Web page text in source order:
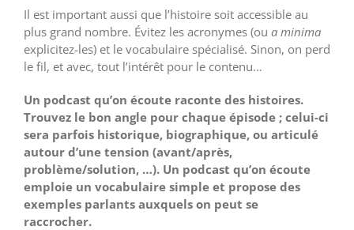
Il est important aussi que l’histoire soit accessible au
plus grand nombre. Évitez les acronymes (ou a minima
explicitez-les) et le vocabulaire spécialisé. Sinon, on perd
le fil, et avec, tout l’intérêt pour le contenu…
Un podcast qu’on écoute raconte des histoires.
Trouvez le bon angle pour chaque épisode ; celui-ci
sera parfois historique, biographique, ou articulé
autour d’une tension (avant/après,
problème/solution, …). Un podcast qu’on écoute
emploie un vocabulaire simple et propose des
exemples parlants auxquels on peut se
raccrocher.